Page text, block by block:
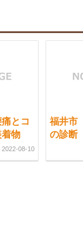
とコ
着物
2022-08-10
福井市
の診断